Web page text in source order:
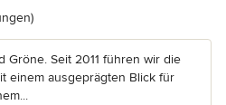
3 von 5 Sternen
Gröne. Seit 2011 führen wir die
einem ausgeprägten Blick für